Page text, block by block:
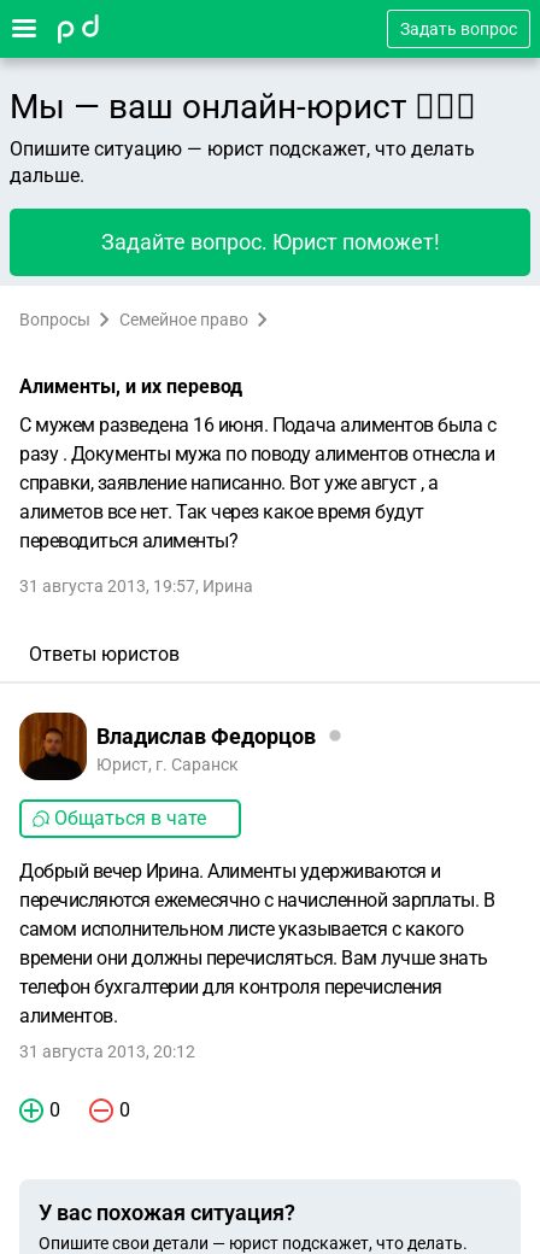
Задать вопрос
Мы — ваш онлайн-юрист 👨🏻‍⚖️
Опишите ситуацию — юрист подскажет, что делать
дальше.
Задайте вопрос. Юрист поможет!
Вопросы Семейное право
Алименты, и их перевод
С мужем разведена 16 июня. Подача алиментов была с
разу . Документы мужа по поводу алиментов отнесла и
справки, заявление написанно. Вот уже август , а
алиметов все нет. Так через какое время будут
переводиться алименты?
31 августа 2013, 19:57, Ирина
Ответы юристов
Владислав Федорцов
Юрист, г. Саранск
Общаться в чате
Добрый вечер Ирина. Алименты удерживаются и
перечисляются ежемесячно с начисленной зарплаты. В
самом исполнительном листе указывается с какого
времени они должны перечисляться. Вам лучше знать
телефон бухгалтерии для контроля перечисления
алиментов.
31 августа 2013, 20:12
0 0
У вас похожая ситуация?
Опишите свои детали — юрист подскажет, что делать.